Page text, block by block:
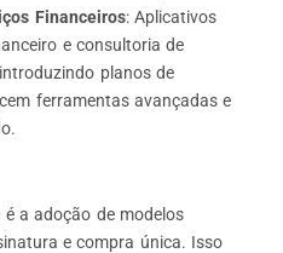
Financeiros: Aplicativos
e consultoria de
planos de
ferramentas avançadas e
a adoção de modelos
e compra única. Isso